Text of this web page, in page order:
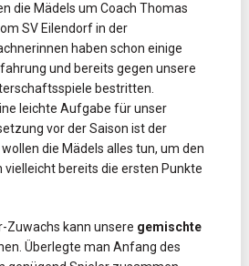
die Mädels um Coach Thomas
SV Eilendorf in der
haben schon einige
und bereits gegen unsere
bestritten.
leichte Aufgabe für unser
vor der Saison ist der
die Mädels alles tun, um den
bereits die ersten Punkte
Zuwachs kann unsere gemischte
Überlegte man Anfang des